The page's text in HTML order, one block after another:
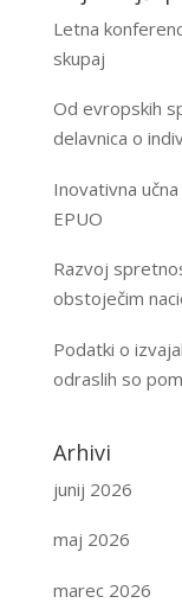
Letna
skupaj
Od evropskih
delavnica o
Inovativna
EPUO
Razvoj
obstoječim
Podatki o
odraslih so
Arhivi
junij 2026
maj 2026
marec 2026